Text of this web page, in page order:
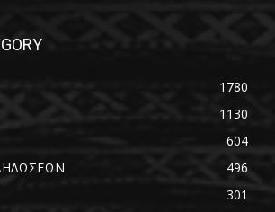
1780
1130
604
496
301